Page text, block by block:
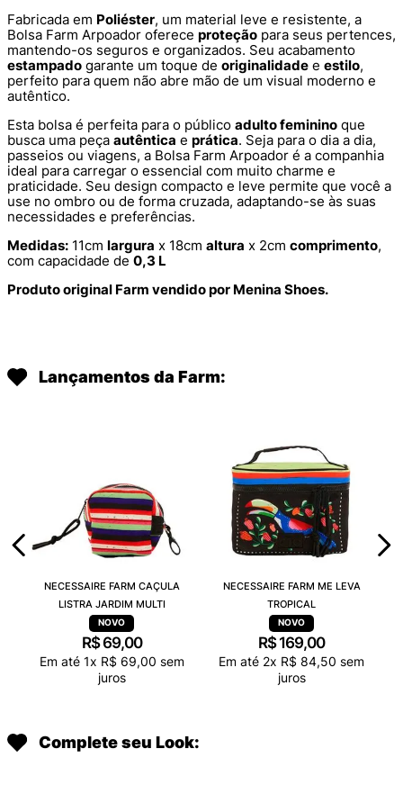
Fabricada em Poliéster, um material leve e resistente, a
Bolsa Farm Arpoador oferece proteção para seus pertences,
mantendo-os seguros e organizados. Seu acabamento
estampado garante um toque de originalidade e estilo,
perfeito para quem não abre mão de um visual moderno e
autêntico.
Esta bolsa é perfeita para o público adulto feminino que
busca uma peça autêntica e prática. Seja para o dia a dia,
passeios ou viagens, a Bolsa Farm Arpoador é a companhia
ideal para carregar o essencial com muito charme e
praticidade. Seu design compacto e leve permite que você a
use no ombro ou de forma cruzada, adaptando-se às suas
necessidades e preferências.
Medidas: 11cm largura x 18cm altura x 2cm comprimento,
com capacidade de 0,3 L
Produto original Farm vendido por Menina Shoes.
Lançamentos da Farm:
NECESSAIRE FARM CAÇULA
LISTRA JARDIM MULTI
R$ 69,00
Em até 1x R$ 69,00 sem
juros
NECESSAIRE FARM ME LEVA
TROPICAL
R$ 169,00
Em até 2x R$ 84,50 sem
juros
Complete seu Look: